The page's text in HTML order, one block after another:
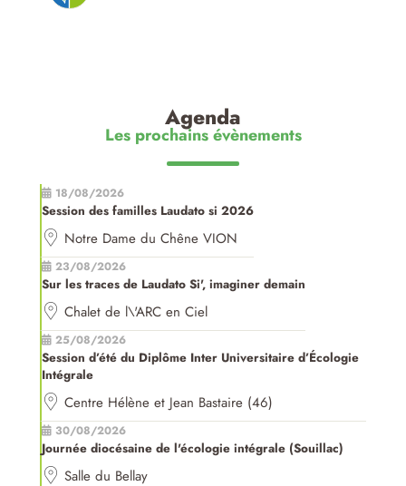
Agenda
Les prochains évènements
18/08/2026
Session des familles Laudato si 2026
Notre Dame du Chêne VION
23/08/2026
Sur les traces de Laudato Si', imaginer demain
Chalet de l\'ARC en Ciel
25/08/2026
Session d’été du Diplôme Inter Universitaire d’Écologie
Intégrale
Centre Hélène et Jean Bastaire (46)
30/08/2026
Journée diocésaine de l'écologie intégrale (Souillac)
Salle du Bellay